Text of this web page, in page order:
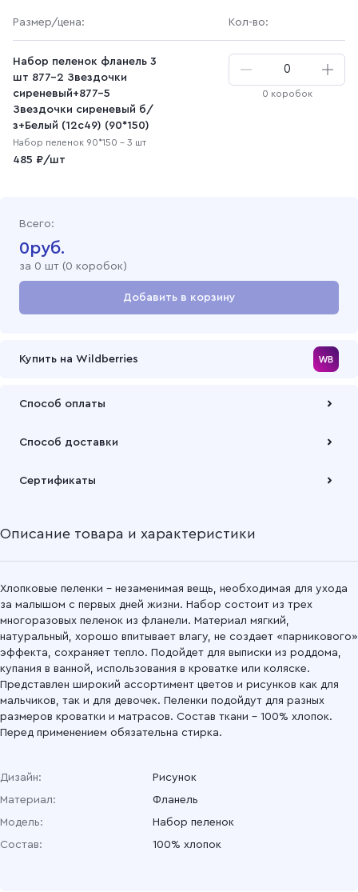
Размер/цена: Кол-во:
Набор пеленок фланель 3
шт 877-2 Звездочки
сиреневый+877-5
Звездочки сиреневый б/
з+Белый (12с49) (90*150)
Набор пеленок 90*150 - 3 шт
485 ₽/шт
0 коробок
Всего:
0руб.
за 0 шт (0 коробок)
Добавить в корзину
Купить на Wildberries
Способ оплаты
Способ доставки
наших складов или через транспортную компанию на Ваш
Подробнее
Сертификаты
Описание товара и характеристики
Хлопковые пеленки – незаменимая вещь, необходимая для ухода
за малышом с первых дней жизни. Набор состоит из трех
многоразовых пеленок из фланели. Материал мягкий,
натуральный, хорошо впитывает влагу, не создает «парникового»
эффекта, сохраняет тепло. Подойдет для выписки из роддома,
купания в ванной, использования в кроватке или коляске.
Представлен широкий ассортимент цветов и рисунков как для
мальчиков, так и для девочек. Пеленки подойдут для разных
размеров кроватки и матрасов. Состав ткани – 100% хлопок.
Перед применением обязательна стирка.
Дизайн:
Рисунок
Материал:
Фланель
Модель:
Набор пеленок
Состав:
100% хлопок